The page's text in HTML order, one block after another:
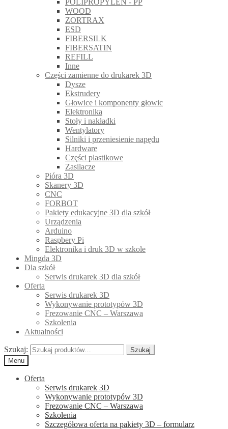
POLIPROPYLEN - PP
WOOD
ZORTRAX
ESD
FIBERSILK
FIBERSATIN
REFILL
Inne
Części zamienne do drukarek 3D
Dysze
Ekstrudery
Głowice i komponenty głowic
Elektronika
Stoły i nakładki
Wentylatory
Silniki i przeniesienie napędu
Hardware
Części plastikowe
Zasilacze
Pióra 3D
Skanery 3D
CNC
FORBOT
Pakiety edukacyjne 3D dla szkół
Urządzenia
Arduino
Raspbery Pi
Elektronika i druk 3D w szkole
Mingda 3D
Dla szkół
Serwis drukarek 3D dla szkół
Oferta
Serwis drukarek 3D
Wykonywanie prototypów 3D
Frezowanie CNC – Warszawa
Szkolenia
Aktualności
Szukaj:
Szukaj
Menu
Oferta
Serwis drukarek 3D
Wykonywanie prototypów 3D
Frezowanie CNC – Warszawa
Szkolenia
Szczegółowa oferta na pakiety 3D – formularz